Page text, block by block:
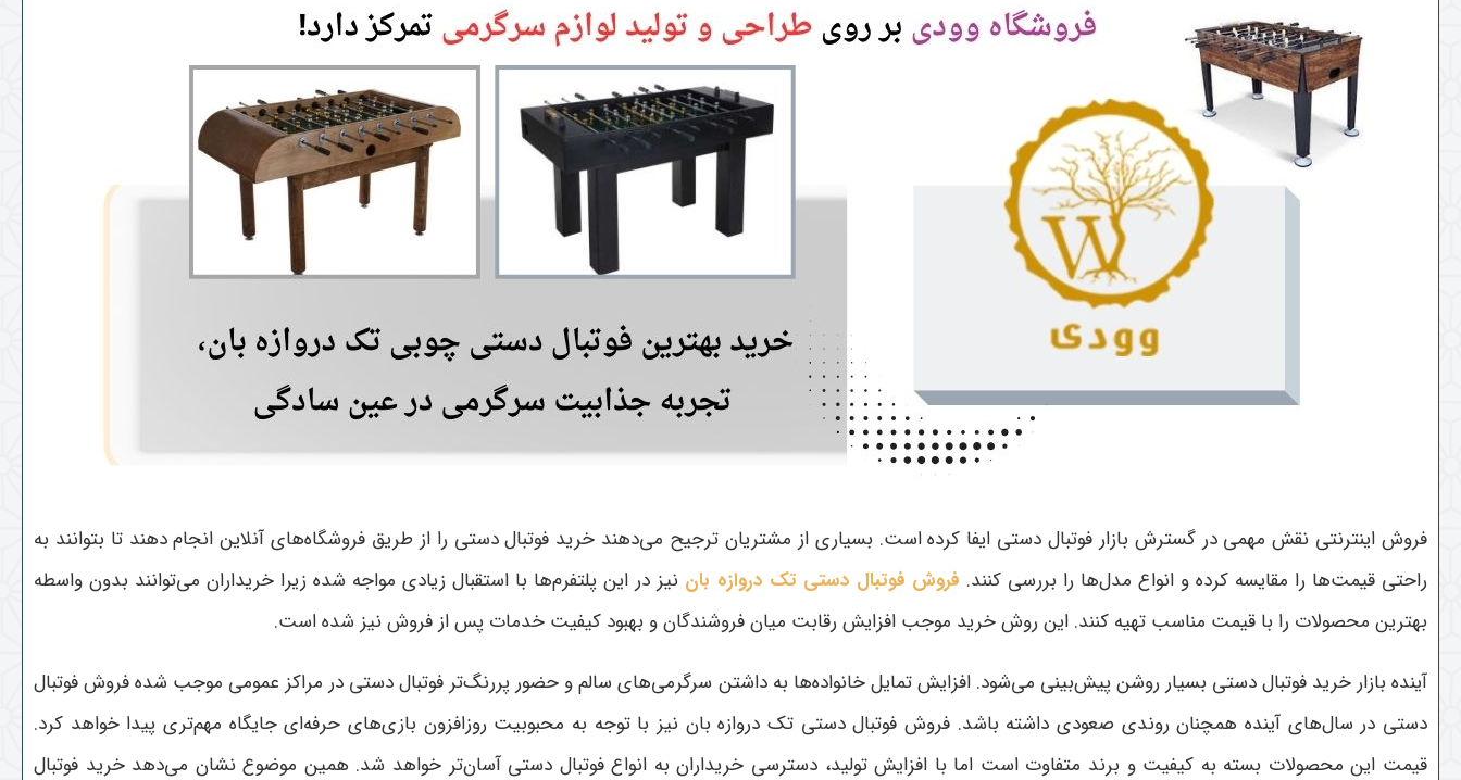
فروش اینترنتی نقش مهمی در گسترش بازار فوتبال دستی ایفا کرده است. بسیاری از مشتریان ترجیح می‌دهند خرید فوتبال دستی را از طریق فروشگاه‌های آنلاین انجام دهند تا بتوانند به
راحتی قیمت‌ها را مقایسه کرده و انواع مدل‌ها را بررسی کنند. فروش فوتبال دستی تک دروازه بان نیز در این پلتفرم‌ها با استقبال زیادی مواجه شده زیرا خریداران می‌توانند بدون واسطه
بهترین محصولات را با قیمت مناسب تهیه کنند. این روش خرید موجب افزایش رقابت میان فروشندگان و بهبود کیفیت خدمات پس از فروش نیز شده است.
آینده بازار خرید فوتبال دستی بسیار روشن پیش‌بینی می‌شود. افزایش تمایل خانواده‌ها به داشتن سرگرمی‌های سالم و حضور پررنگ‌تر فوتبال دستی در مراکز عمومی موجب شده فروش فوتبال
دستی در سال‌های آینده همچنان روندی صعودی داشته باشد. فروش فوتبال دستی تک دروازه بان نیز با توجه به محبوبیت روزافزون بازی‌های حرفه‌ای جایگاه مهم‌تری پیدا خواهد کرد.
قیمت این محصولات بسته به کیفیت و برند متفاوت است اما با افزایش تولید، دسترسی خریداران به انواع فوتبال دستی آسان‌تر خواهد شد. همین موضوع نشان می‌دهد خرید فوتبال